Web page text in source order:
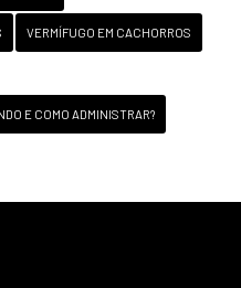
VERMÍFUGO EM CACHORROS
E COMO ADMINISTRAR?